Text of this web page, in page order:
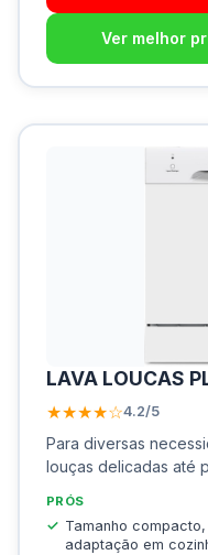
Ver melhor
LAVA LOUCAS
★★★★☆4.2/5
Para diversas
louças delicadas até
PRÓS
Tamanho
adaptação em